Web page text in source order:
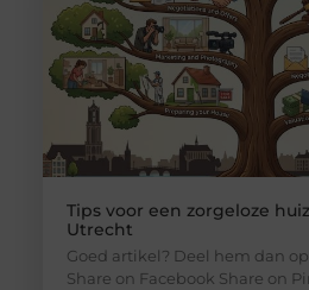
Tips voor een zorgeloze
Utrecht
Goed artikel? Deel hem dan
Share on Facebook Share on